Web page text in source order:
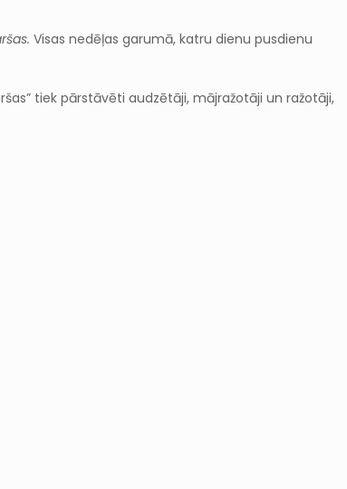
Visas nedēļas garumā, katru dienu pusdienu
tiek pārstāvēti audzētāji, mājražotāji un ražotāji,